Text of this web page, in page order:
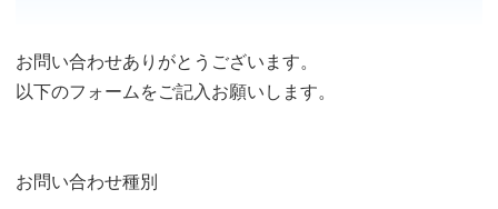
お問い合わせありがとうございます。
以下のフォームをご記入お願いします。
お問い合わせ種別